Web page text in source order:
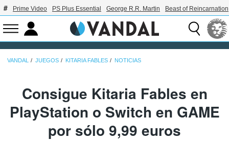
Prime Video PS Plus Essential George R.R. Martin Beast of Reincarnation
VANDAL JUEGOS KITARIA FABLES NOTICIAS
Consigue Kitaria Fables en
PlayStation o Switch en GAME
por sólo 9,99 euros